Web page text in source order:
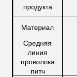
продукта
Материал
Средняя
линия
проволока
питч